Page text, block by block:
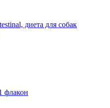
диета для собак
флакон